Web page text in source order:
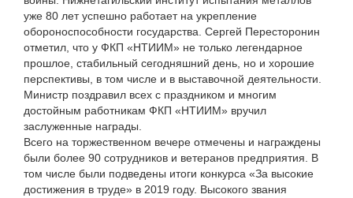
уже 80 лет успешно работает на укрепление
обороноспособности государства. Сергей Пересторонин
отметил, что у ФКП «НТИИМ» не только легендарное
прошлое, стабильный сегодняшний день, но и хорошие
перспективы, в том числе и в выставочной деятельности.
Министр поздравил всех с праздником и многим
достойным работникам ФКП «НТИИМ» вручил
заслуженные награды.
Всего на торжественном вечере отмечены и награждены
были более 90 сотрудников и ветеранов предприятия. В
том числе были подведены итоги конкурса «За высокие
достижения в труде» в 2019 году. Высокого звания